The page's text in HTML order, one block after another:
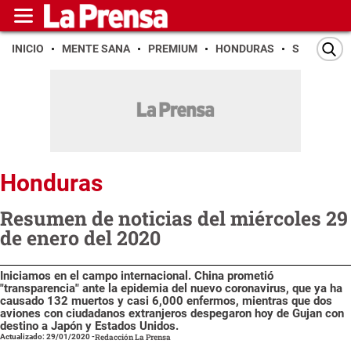
INICIO MENTE SANA PREMIUM HONDURAS SAN PEDRO
Honduras
Resumen de noticias del miércoles 29
de enero del 2020
Iniciamos en el campo internacional. China prometió
"transparencia" ante la epidemia del nuevo coronavirus, que ya ha
causado 132 muertos y casi 6,000 enfermos, mientras que dos
aviones con ciudadanos extranjeros despegaron hoy de Gujan con
destino a Japón y Estados Unidos.
Actualizado: 29/01/2020-Redacción La Prensa